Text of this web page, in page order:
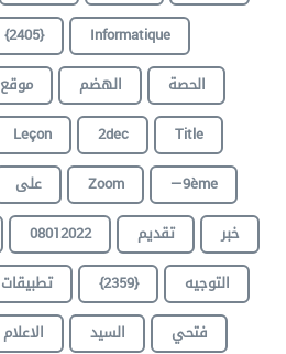
{2405}
Informatique
موقع الهضم
الحصة
Leçon 2dec
Title
على Zoom
—9ème
08012022 تقديم
خبر
تطبيقات {2359}
التوجيه
الاعلام السيد
فتحي